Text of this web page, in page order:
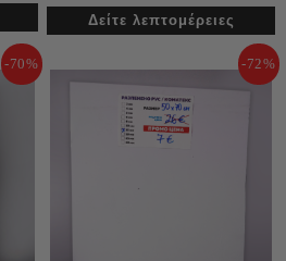
Δείτε λεπτομέρειες
-70% -72%